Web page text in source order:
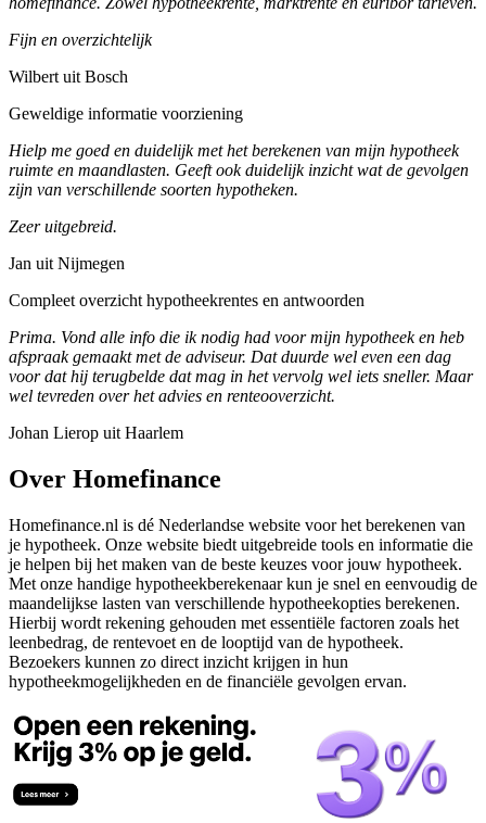
Fijn en overzichtelijk
Wilbert uit Bosch
Geweldige informatie voorziening
Hielp me goed en duidelijk met het berekenen van mijn hypotheek
ruimte en maandlasten. Geeft ook duidelijk inzicht wat de gevolgen
zijn van verschillende soorten hypotheken.
Zeer uitgebreid.
Jan uit Nijmegen
Compleet overzicht hypotheekrentes en antwoorden
Prima. Vond alle info die ik nodig had voor mijn hypotheek en heb
afspraak gemaakt met de adviseur. Dat duurde wel even een dag
voor dat hij terugbelde dat mag in het vervolg wel iets sneller. Maar
wel tevreden over het advies en renteooverzicht.
Johan Lierop uit Haarlem
Over Homefinance
Homefinance.nl is dé Nederlandse website voor het berekenen van
je hypotheek. Onze website biedt uitgebreide tools en informatie die
je helpen bij het maken van de beste keuzes voor jouw hypotheek.
Met onze handige hypotheekberekenaar kun je snel en eenvoudig de
maandelijkse lasten van verschillende hypotheekopties berekenen.
Hierbij wordt rekening gehouden met essentiële factoren zoals het
leenbedrag, de rentevoet en de looptijd van de hypotheek.
Bezoekers kunnen zo direct inzicht krijgen in hun
hypotheekmogelijkheden en de financiële gevolgen ervan.